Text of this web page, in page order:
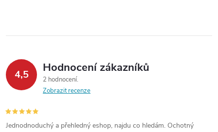
4,5 Hodnocení zákazníků
2 hodnocení
Zobrazit recenze
Jednodnoduchý a přehledný eshop, najdu co hledám. Ochotný